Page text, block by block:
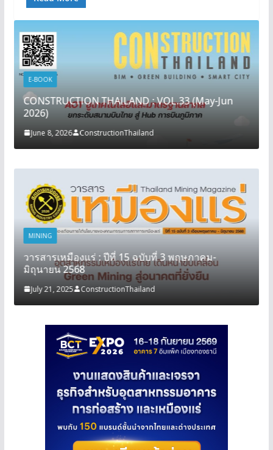
E-BOOK
CONSTRUCTION THAILAND : VOL.33 (May-Jun
2026)
June 8, 2026 ConstructionThailand
MINING
วารสารเหมืองแร่ : ปีที่ 15 ฉบับที่ 3 พฤษภาคม-
มิถุนายน 2568
July 21, 2025 ConstructionThailand